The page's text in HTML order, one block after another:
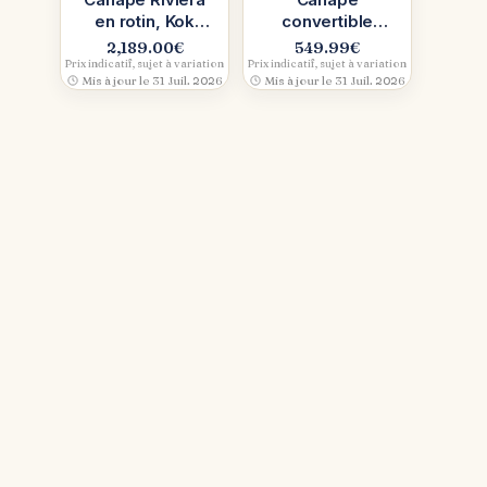
en rotin, Kok
Maison (vert)
2,189.00€
Prix indicatif, sujet à variation
Mis à jour le 31 Juil. 2026
convertible
sweeek en
velours côtelé
(Beige), 3-en-1
549.99€
Prix indicatif, sujet à variation
Mis à jour le 31 Juil. 2026